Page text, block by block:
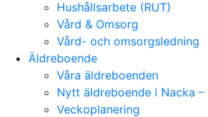
Hushållsarbete (RUT)
Vård & Omsorg
Vård- och omsorgsledning
Äldreboende
Våra äldreboenden
Nytt äldreboende i Nacka –
Veckoplanering